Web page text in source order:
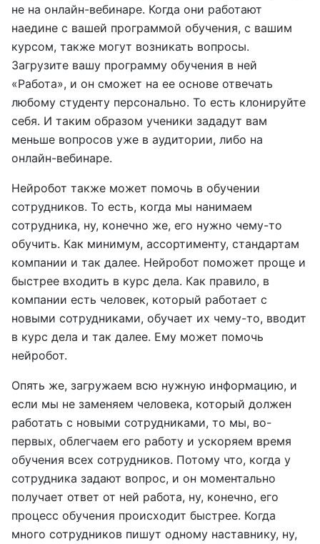
не на онлайн-вебинаре. Когда они работают
наедине с вашей программой обучения, с вашим
курсом, также могут возникать вопросы.
Загрузите вашу программу обучения в ней
«Работа», и он сможет на ее основе отвечать
любому студенту персонально. То есть клонируйте
себя. И таким образом ученики зададут вам
меньше вопросов уже в аудитории, либо на
онлайн-вебинаре.
Нейробот также может помочь в обучении
сотрудников. То есть, когда мы нанимаем
сотрудника, ну, конечно же, его нужно чему-то
обучить. Как минимум, ассортименту, стандартам
компании и так далее. Нейробот поможет проще и
быстрее входить в курс дела. Как правило, в
компании есть человек, который работает с
новыми сотрудниками, обучает их чему-то, вводит
в курс дела и так далее. Ему может помочь
нейробот.
Опять же, загружаем всю нужную информацию, и
если мы не заменяем человека, который должен
работать с новыми сотрудниками, то мы, во-
первых, облегчаем его работу и ускоряем время
обучения всех сотрудников. Потому что, когда у
сотрудника задают вопрос, и он моментально
получает ответ от ней работа, ну, конечно, его
процесс обучения происходит быстрее. Когда
много сотрудников пишут одному наставнику, ну,